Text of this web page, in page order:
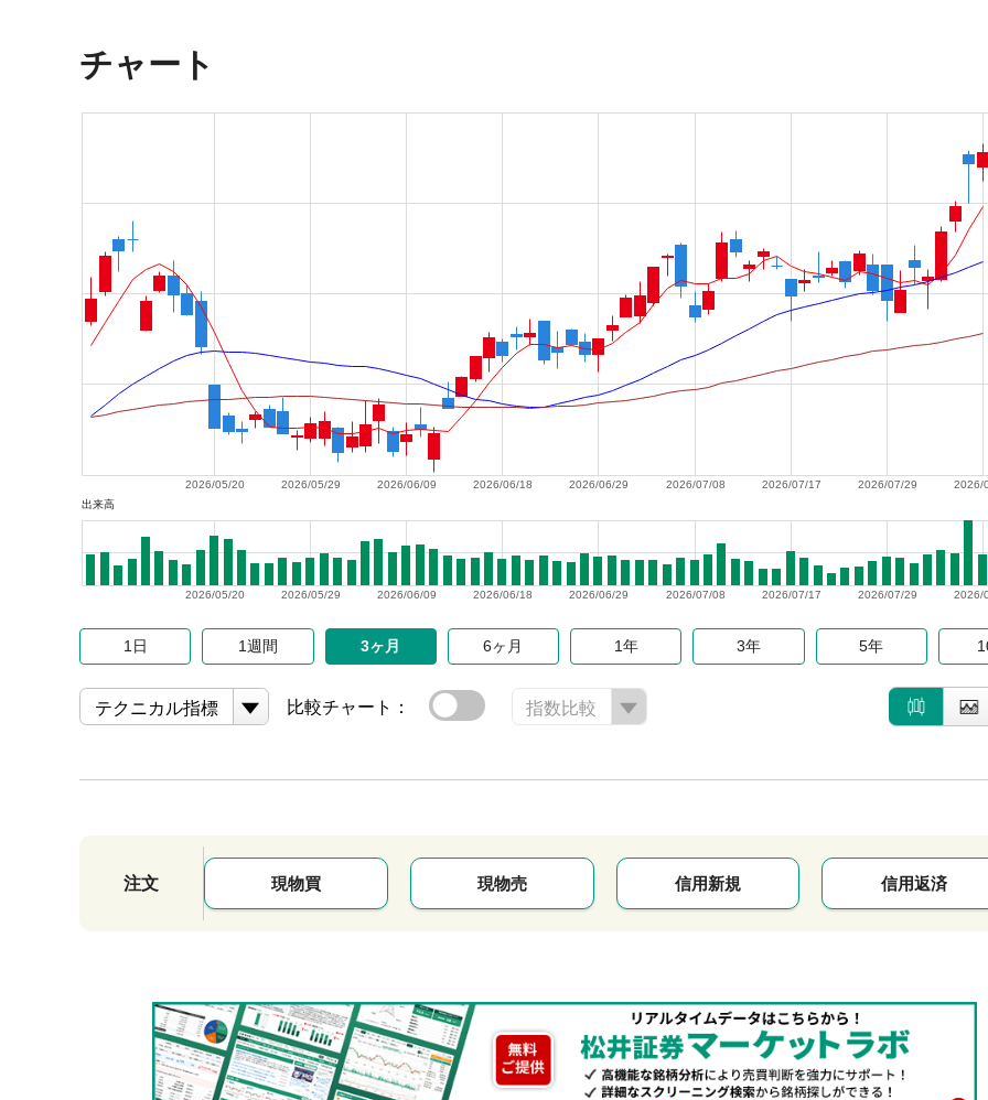
チャート
2026/
2026/07/29
2026/07/17
2026/07/08
2026/06/29
2026/06/18
2026/06/09
2026/05/29
2026/05/20
出来高
2026/
2026/07/29
2026/07/17
2026/07/08
2026/06/29
2026/06/18
2026/06/09
2026/05/29
2026/05/20
1日 1週間 3ヶ月 6ヶ月 1年 3年 5年
テクニカル指標 比較チャート： 指数比較
注文 現物買 現物売 信用新規 信用返済